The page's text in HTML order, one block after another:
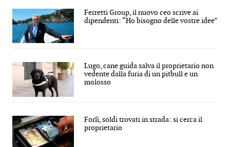
Ferretti Group, il nuovo ceo scrive ai
dipendenti: “Ho bisogno delle vostre idee”
Lugo, cane guida salva il proprietario non
vedente dalla furia di un pitbull e un
molosso
Forlì, soldi trovati in strada: si cerca il
proprietario